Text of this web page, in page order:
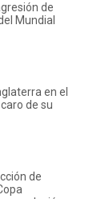
de
Mundial
en el
de su
de